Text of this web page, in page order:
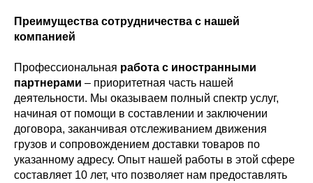
Преимущества сотрудничества с нашей
компанией
Профессиональная работа с иностранными
партнерами – приоритетная часть нашей
деятельности. Мы оказываем полный спектр услуг,
начиная от помощи в составлении и заключении
договора, заканчивая отслеживанием движения
грузов и сопровождением доставки товаров по
указанному адресу. Опыт нашей работы в этой сфере
составляет 10 лет, что позволяет нам предоставлять